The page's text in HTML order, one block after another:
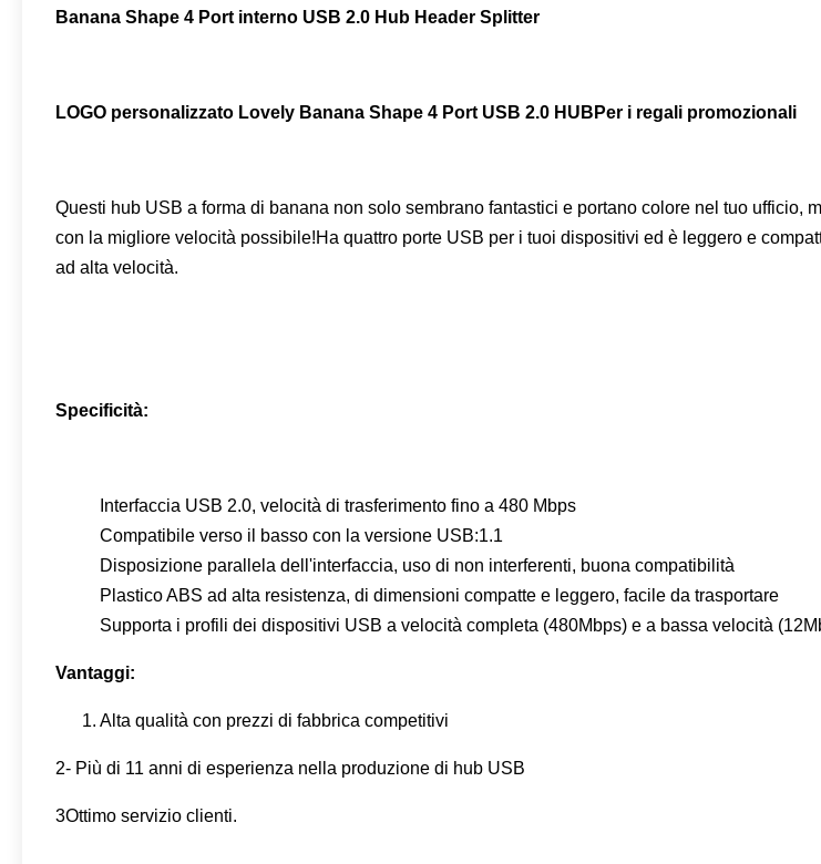
Banana Shape 4 Port interno USB 2.0 Hub Header Splitter
LOGO personalizzato Lovely Banana Shape 4 Port USB 2.0 HUB Per i regali promozionali
Questi hub USB a forma di banana non solo sembrano fantastici e portano colore nel tuo
con la migliore velocità possibile!Ha quattro porte USB per i tuoi dispositivi ed è leggero e
ad alta velocità.
Specificità:
Interfaccia USB 2.0, velocità di trasferimento fino a 480 Mbps
Compatibile verso il basso con la versione USB:1.1
Disposizione parallela dell'interfaccia, uso di non interferenti, buona compatibilità
Plastico ABS ad alta resistenza, di dimensioni compatte e leggero, facile da trasportare
Supporta i profili dei dispositivi USB a velocità completa (480Mbps) e a bassa velocità
Vantaggi:
1. Alta qualità con prezzi di fabbrica competitivi
2- Più di 11 anni di esperienza nella produzione di hub USB
3Ottimo servizio clienti.